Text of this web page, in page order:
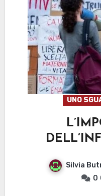
UNO
Silvia
0